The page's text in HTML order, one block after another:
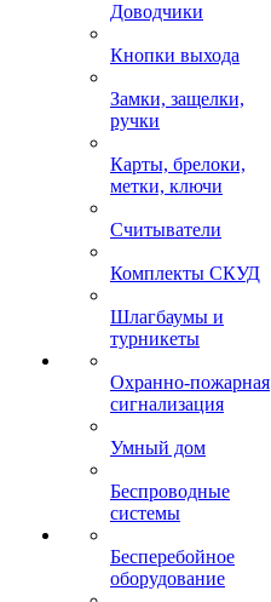
Доводчики
Кнопки выхода
Замки, защелки,
ручки
Карты, брелоки,
метки, ключи
Считыватели
Комплекты СКУД
Шлагбаумы и
турникеты
Охранно-пожарная
сигнализация
Умный дом
Беспроводные
системы
Бесперебойное
оборудование